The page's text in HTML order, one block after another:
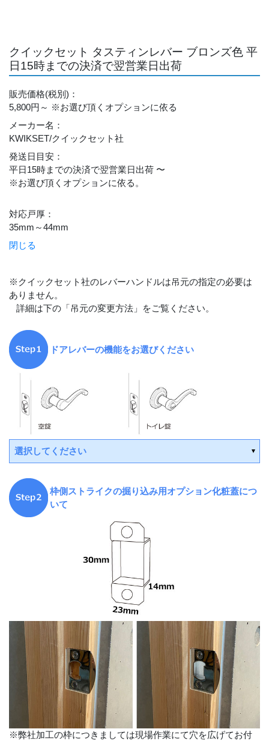
クイックセット タスティンレバー ブロンズ色 平
日15時までの決済で翌営業日出荷
販売価格(税別) ：
5,800円～ ※お選び頂くオプションに依る
メーカー名 ：
KWIKSET/クイックセット社
発送日目安 ：
平日15時までの決済で翌営業日出荷 〜
※お選び頂くオプションに依る。
対応戸厚 ：
35mm～44mm
閉じる
※クイックセット社のレバーハンドルは吊元の指定の必要は
ありません。
詳細は下の「吊元の変更方法」をご覧ください。
ドアレバーの機能をお選びください
選択してください
平日15時までの決済で翌営業日出荷
枠側ストライクの掘り込み用オプション化粧蓋につ
いて
※弊社加工の枠につきましては現場作業にて穴を広げてお付